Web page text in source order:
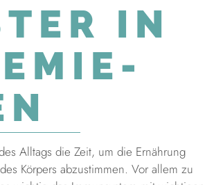
IN
Alltags die Zeit, um die Ernährung
Körpers abzustimmen. Vor allem zu